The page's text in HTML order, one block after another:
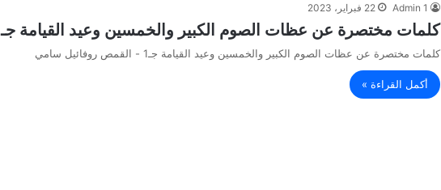
Admin 1 22 فبراير، 2023
كلمات مختصرة عن عظات الصوم الكبير والخمسين وعيد القيامة جـ1 – القمص روفائيل سامي
كلمات مختصرة عن عظات الصوم الكبير والخمسين وعيد القيامة جـ1 - القمص روفائيل سامي
أكمل القراءة »